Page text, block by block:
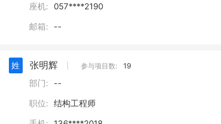
座机: 057****2190
邮箱: --
姓 张明辉 参与项目数: 19
部门: --
职位: 结构工程师